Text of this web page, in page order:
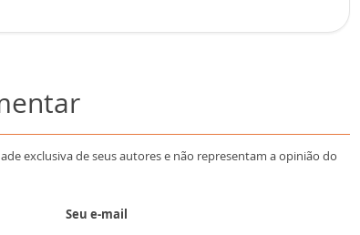
exclusiva de seus autores e não representam a opinião do
Seu e-mail